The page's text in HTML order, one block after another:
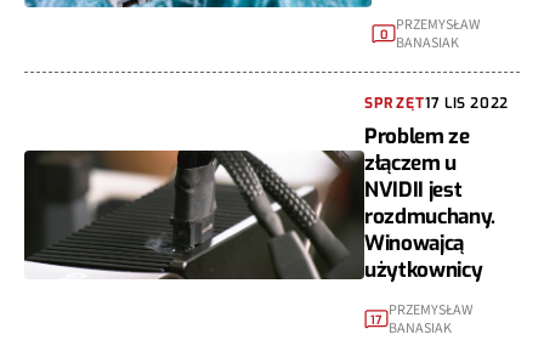
0
PRZEMYSŁAW
BANASIAK
SPRZĘT17 LIS 2022
Problem ze
złączem u
NVIDII jest
rozdmuchany.
Winowajcą
użytkownicy
17 PRZEMYSŁAW
BANASIAK